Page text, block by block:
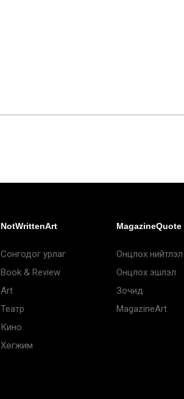
NotWrittenArt
Сонгодог урлаг
Book & Review
Art
Театр
Кино
Хөгжим
MagazineQuote
Онцлох нийтлэл
Онцлох эшлэл
Зочид
MagazineArt